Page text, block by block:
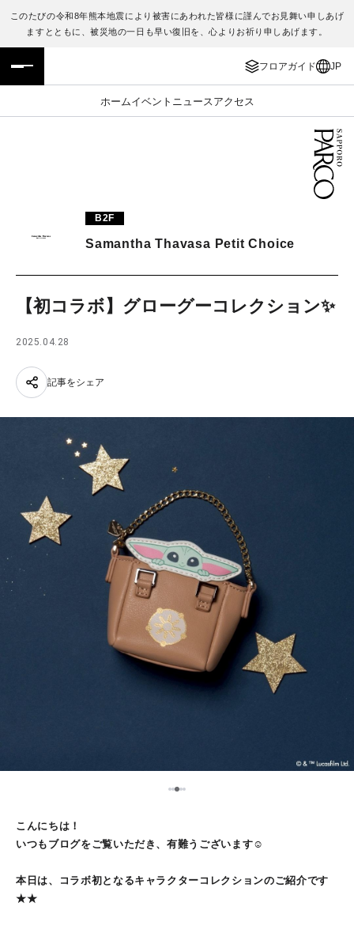
このたびの令和8年熊本地震により被害にあわれた皆様に謹んでお見舞い申しあげ
ますとともに、被災地の一日も早い復旧を、心よりお祈り申しあげます。
フロアガイド JP
ホームイベント ニュース アクセス
フロアガイド
施設案内・アクセス
TAX FREE
ENGLISH
繁体字
日本語
B2F
Samantha Thavasa Petit Choice
【初コラボ】グローグーコレクション✨
2025.04.28
記事をシェア
1234
こんにちは！
いつもブログをご覧いただき、有難うございます☺︎
本日は、コラボ初となるキャラクターコレクションのご紹介です
★★